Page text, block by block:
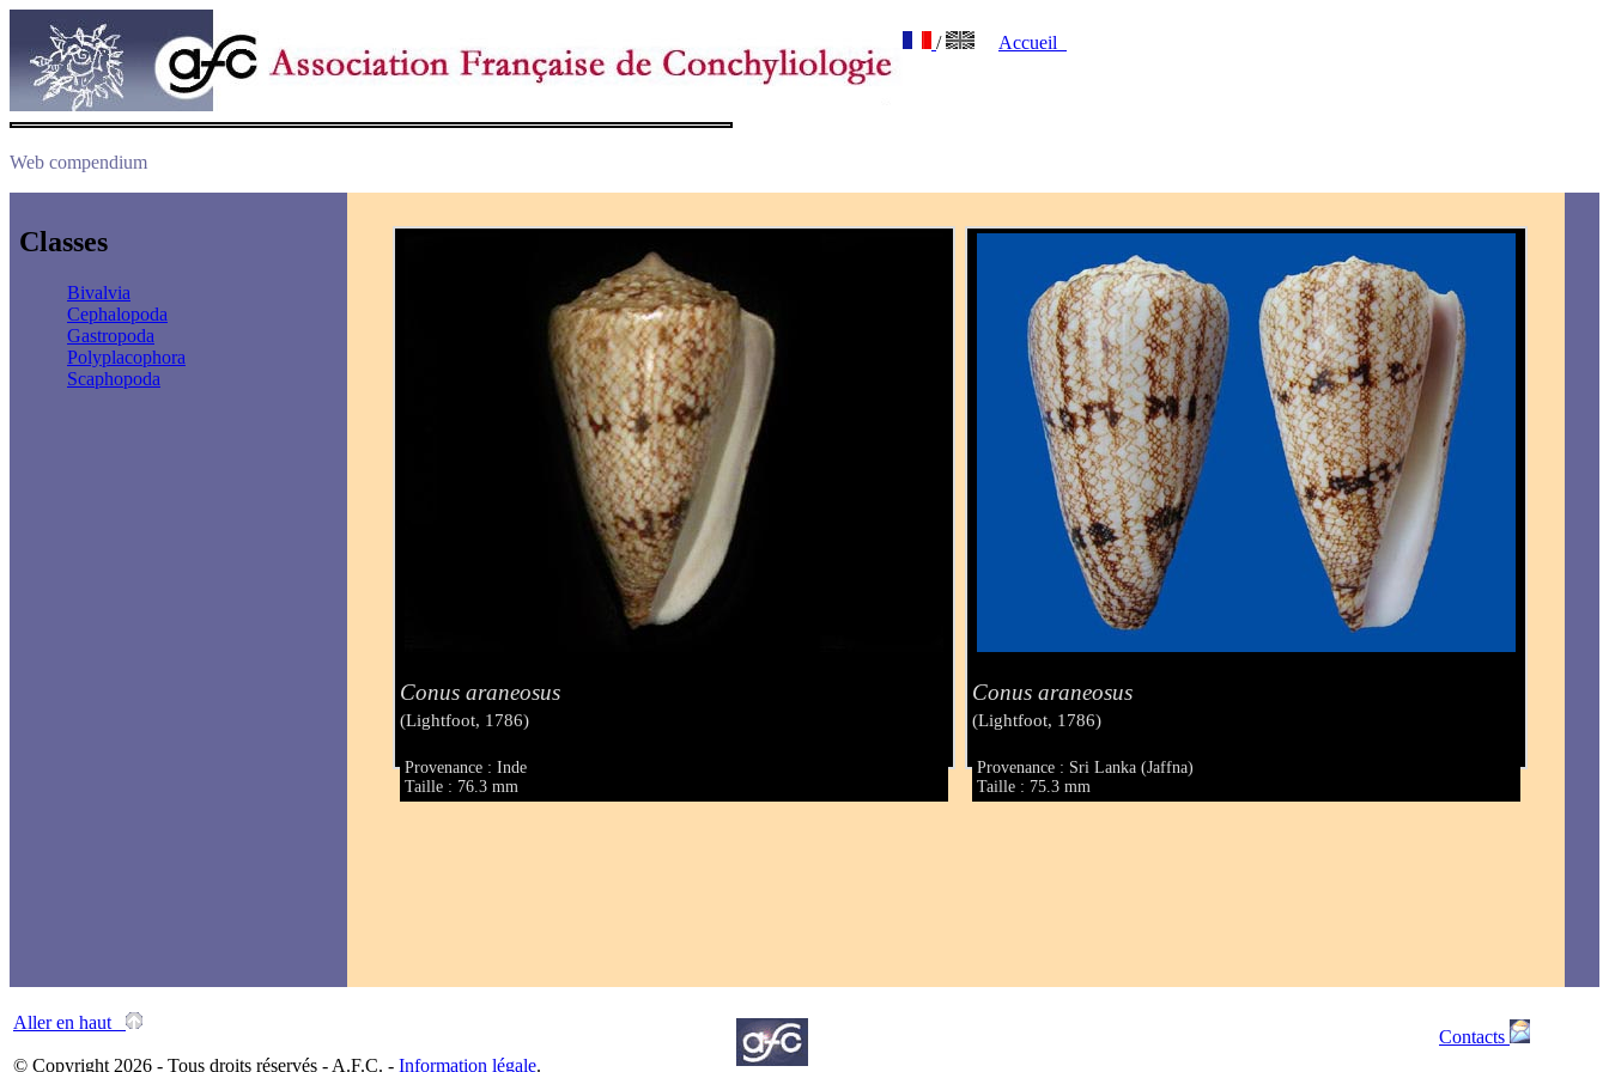
/ Accueil
Web compendium
Classes
Bivalvia
Cephalopoda
Gastropoda
Polyplacophora
Scaphopoda
Conus araneosus
(Lightfoot, 1786)
Provenance : Inde
Taille : 76.3 mm
Conus araneosus
(Lightfoot, 1786)
Provenance : Sri Lanka (Jaffna)
Taille : 75.3 mm
Aller en haut
© Copyright 2026 - Tous droits réservés - A.F.C. - Information légale.
Contacts